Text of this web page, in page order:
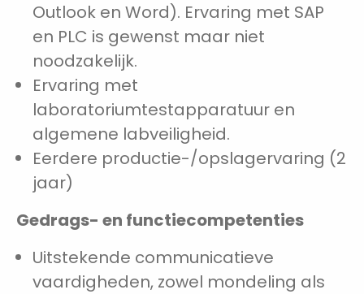
Outlook en Word). Ervaring met SAP
en PLC is gewenst maar niet
noodzakelijk.
Ervaring met
laboratoriumtestapparatuur en
algemene labveiligheid.
Eerdere productie-/opslagervaring (2
jaar)
Gedrags- en functiecompetenties
Uitstekende communicatieve
vaardigheden, zowel mondeling als